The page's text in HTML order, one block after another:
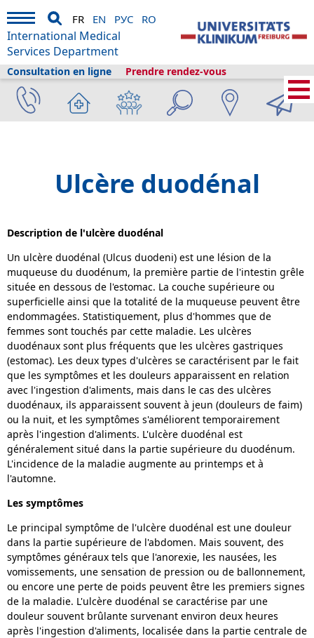
Prendre rendez-vous
Consultation en ligne
FR EN РУС RO
International Medical
Services Department
Services médicaux internationaux A propos de nous
Fribourg et le
tourisme
Informations Bibliothèque de la santé Gastro-entérologie›
Ulcères duodénaux
Ulcère duodénal
Description de l'ulcère duodénal
Un ulcère duodénal (Ulcus duodeni) est une lésion de la
muqueuse du duodénum, la première partie de l'intestin grêle
située en dessous de l'estomac. La couche supérieure ou
superficielle ainsi que la totalité de la muqueuse peuvent être
endommagées. Statistiquement, plus d'hommes que de
femmes sont touchés par cette maladie. Les ulcères
duodénaux sont plus fréquents que les ulcères gastriques
(estomac). Les deux types d'ulcères se caractérisent par le fait
que les symptômes et les douleurs apparaissent en relation
avec l'ingestion d'aliments, mais dans le cas des ulcères
duodénaux, ils apparaissent souvent à jeun (douleurs de faim)
ou la nuit, et les symptômes s'améliorent temporairement
après l'ingestion d'aliments. L'ulcère duodénal est
généralement situé dans la partie supérieure du duodénum.
L'incidence de la maladie augmente au printemps et à
l'automne.
Les symptômes
Le principal symptôme de l'ulcère duodénal est une douleur
dans la partie supérieure de l'abdomen. Mais souvent, des
symptômes généraux tels que l'anorexie, les nausées, les
vomissements, une sensation de pression ou de ballonnement,
ou encore une perte de poids peuvent être les premiers signes
de la maladie. L'ulcère duodénal se caractérise par une
douleur souvent brûlante survenant environ deux heures
après l'ingestion d'aliments, localisée dans la partie centrale de